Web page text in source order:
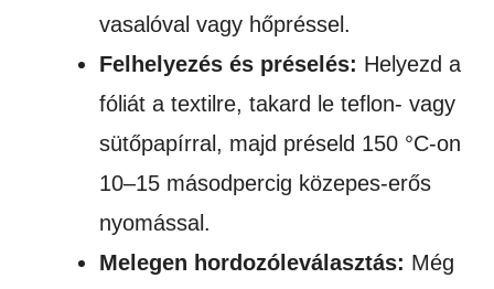
vasalóval vagy hőpréssel.
Felhelyezés és préselés: Helyezd a
fóliát a textilre, takard le teflon- vagy
sütőpapírral, majd préseld 150 °C-on
10–15 másodpercig közepes-erős
nyomással.
Melegen hordozóleválasztás: Még